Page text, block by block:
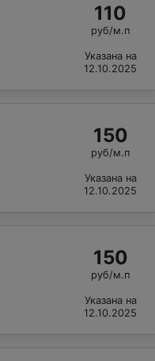
110
руб/м.п
Указана на
12.10.2025
150
руб/м.п
Указана на
12.10.2025
150
руб/м.п
Указана на
12.10.2025